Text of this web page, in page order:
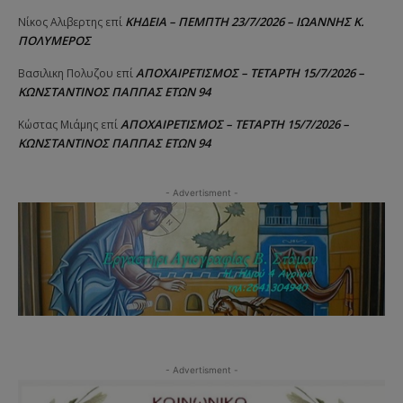
Νίκος Αλιβερτης επί ΚΗΔΕΙΑ – ΠΕΜΠΤΗ 23/7/2026 – ΙΩΑΝΝΗΣ Κ.
ΠΟΛΥΜΕΡΟΣ
Βασιλικη Πολυζου επίΑΠΟΧΑΙΡΕΤΙΣΜΟΣ – ΤΕΤΑΡΤΗ 15/7/2026 –
ΚΩΝΣΤΑΝΤΙΝΟΣ ΠΑΠΠΑΣ ΕΤΩΝ 94
Κώστας Μιάμης επίΑΠΟΧΑΙΡΕΤΙΣΜΟΣ – ΤΕΤΑΡΤΗ 15/7/2026 –
ΚΩΝΣΤΑΝΤΙΝΟΣ ΠΑΠΠΑΣ ΕΤΩΝ 94
- Advertisment -
- Advertisment -